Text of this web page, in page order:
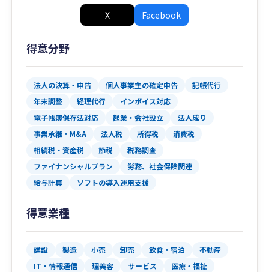
X Facebook
得意分野
法人の決算・申告 個人事業主の確定申告
記帳代行
年末調整
経理代行
インボイス対応
電子帳簿保存法対応
起業・会社設立
法人成り
事業承継・M&A
法人税 所得税
消費税
相続税・資産税
節税
税務調査
ファイナンシャルプラン
労務、社会保険関連
給与計算
ソフトの導入運用支援
得意業種
建設 製造 小売 卸売 飲食・宿泊
不動産
IT・情報通信
理美容 サービス 医療・福祉